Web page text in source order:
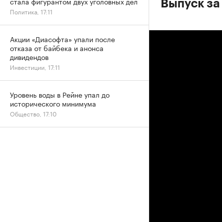
Выпуск
Политика, 17:11
Акции «Диасофта» упали после
отказа от байбека и анонса
дивидендов
Инвестиции, 17:11
Уровень воды в Рейне упал до
исторического минимума
Общество, 17:10